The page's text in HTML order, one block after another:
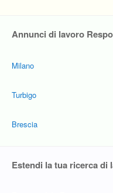
Annunci di lavoro
Milano
Turbigo
Brescia
Estendi la tua ricerca di